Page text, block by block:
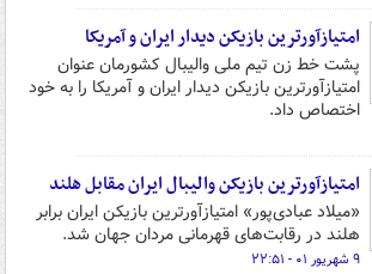
امتیازآورترین بازیکن دیدار ایران و آمریکا
پشت خط زن تیم ملی والیبال کشورمان عنوان
امتیازآورترین بازیکن دیدار ایران و آمریکا را به خود
اختصاص داد.
امتیازآورترین بازیکن والیبال ایران مقابل هلند
«میلاد عبادی‌پور» امتیازآورترین بازیکن ایران برابر
هلند در رقابت‌های قهرمانی مردان جهان شد.
۹ شهریور ۰۱ - ۲۲:۵۱